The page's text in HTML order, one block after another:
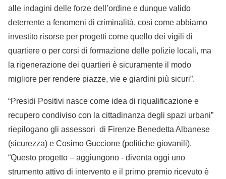
alle indagini delle forze dell’ordine e dunque valido
deterrente a fenomeni di criminalità, così come abbiamo
investito risorse per progetti come quello dei vigili di
quartiere o per corsi di formazione delle polizie locali, ma
la rigenerazione dei quartieri è sicuramente il modo
migliore per rendere piazze, vie e giardini più sicuri”.
“Presidi Positivi nasce come idea di riqualificazione e
recupero condiviso con la cittadinanza degli spazi urbani”
riepilogano gli assessori di Firenze Benedetta Albanese
(sicurezza) e Cosimo Guccione (politiche giovanili).
“Questo progetto – aggiungono - diventa oggi uno
strumento attivo di intervento e il primo premio ricevuto è